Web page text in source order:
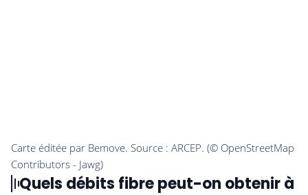
Quels débits fibre peut-on obtenir à